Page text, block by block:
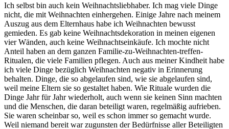
Ich selbst bin auch kein Weihnachtsliebhaber. Ich mag viele Dinge
nicht, die mit Weihnachten einhergehen. Einige Jahre nach meinem
Auszug aus dem Elternhaus habe ich Weihnachten bewusst
gemieden. Es gab keine Weihnachtsdekoration in meinen eigenen
vier Wänden, auch keine Weihnachtseinkäufe. Ich mochte nicht
Anteil haben an dem ganzen Familie-zu-Weihnachten-treffen-
Ritualen, die viele Familien pflegen. Auch aus meiner Kindheit habe
ich viele Dinge bezüglich Weihnachten negativ in Erinnerung
behalten. Dinge, die so abgelaufen sind, wie sie abgelaufen sind,
weil meine Eltern sie so gestaltet haben. Wie Rituale wurden die
Dinge Jahr für Jahr wiederholt, auch wenn sie keinen Sinn machten
und die Menschen, die daran beteiligt waren, regelmäßig aufrieben.
Sie waren scheinbar so, weil es schon immer so gemacht wurde.
Weil niemand bereit war zugunsten der Bedürfnisse aller Beteiligten